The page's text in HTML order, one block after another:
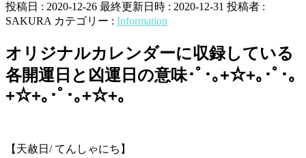
投稿日 : 2020-12-26 最終更新日時 : 2020-12-31 投稿者 :
SAKURA カテゴリー : Information
オリジナルカレンダーに収録している
各開運日と凶運日の意味･ﾟ･｡+☆+｡･ﾟ･｡
+☆+｡･ﾟ･｡+☆+｡
【天赦日/ てんしゃにち】